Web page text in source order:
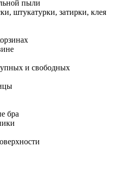
пыли
штукатурки, затирки, клея
и свободных
бра